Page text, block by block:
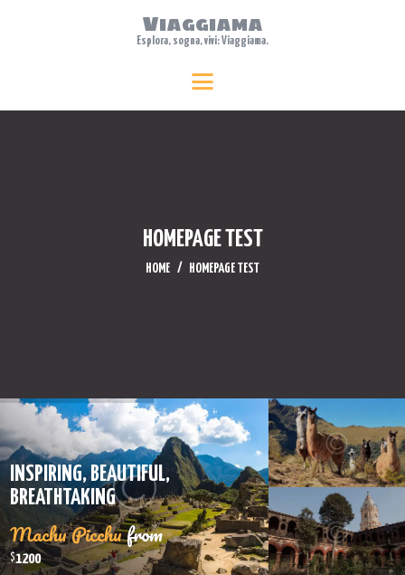
Viaggiama
Esplora, sogna, vivi: Viaggiama.
HOMEPAGE TEST
HOME HOMEPAGE TEST
Esplora, sogna, vivi: Viaggiama.
TRAVEL
CONTACTS
INSPIRING, BEAUTIFUL,
BREATHTAKING
Machu Picchufrom
$1200